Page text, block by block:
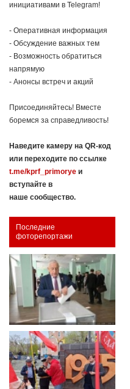
инициативами в Telegram!
- Оперативная информация
- Обсуждение важных тем
- Возможность обратиться
напрямую
- Анонсы встреч и акций
Присоединяйтесь! Вместе
боремся за справедливость!
Наведите камеру на QR-код
или переходите по ссылке
t.me/kprf_primorye и
вступайте в
наше сообщество.
Последние
фоторепортажи